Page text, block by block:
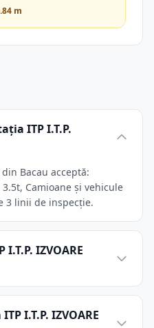
m
ITP I.T.P.
din Bacau acceptă:
Camioane și vehicule
3 linii de inspecție.
IZVOARE
I.T.P. IZVOARE